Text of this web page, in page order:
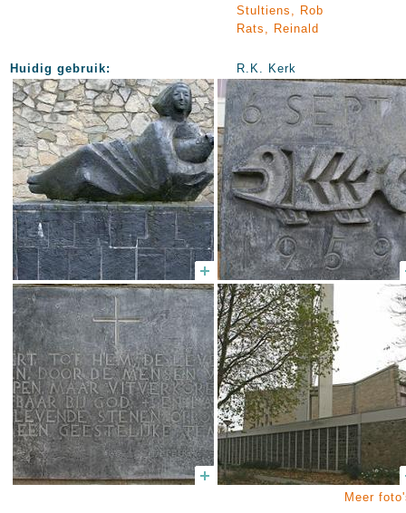
Stultiens, Rob
Rats, Reinald
Huidig gebruik: R.K. Kerk
Meer